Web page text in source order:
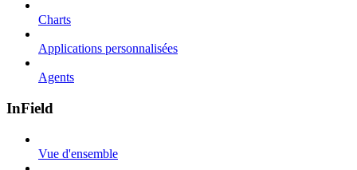
Charts
Applications personnalisées
Agents
InField
Vue d'ensemble